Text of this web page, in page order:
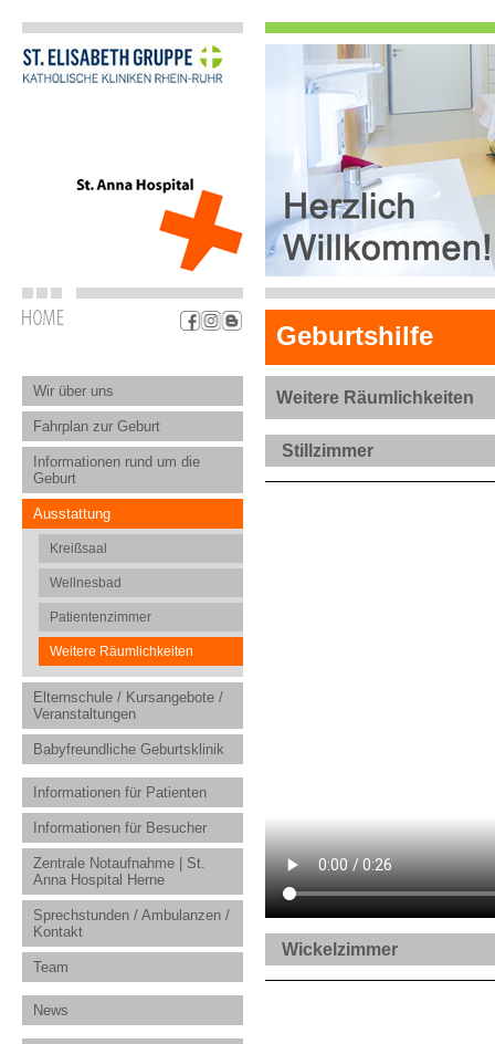
Geburtshilfe
Wir über uns
Fahrplan zur Geburt
Informationen rund um die
Geburt
Ausstattung
Kreißsaal
Wellnesbad
Patientenzimmer
Weitere Räumlichkeiten
Elternschule / Kursangebote /
Veranstaltungen
Babyfreundliche Geburtsklinik
Informationen für Patienten
Informationen für Besucher
Zentrale Notaufnahme | St.
Anna Hospital Herne
Sprechstunden / Ambulanzen /
Kontakt
Team
News
Weitere Räumlichkeiten
Stillzimmer
Wickelzimmer